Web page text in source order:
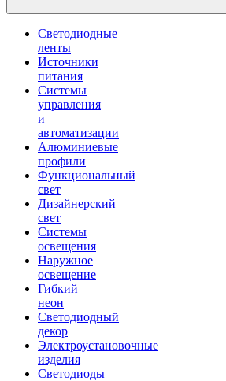
Светодиодные
ленты
Источники
питания
Системы
управления
и
автоматизации
Алюминиевые
профили
Функциональный
свет
Дизайнерский
свет
Системы
освещения
Наружное
освещение
Гибкий
неон
Светодиодный
декор
Электроустановочные
изделия
Светодиоды